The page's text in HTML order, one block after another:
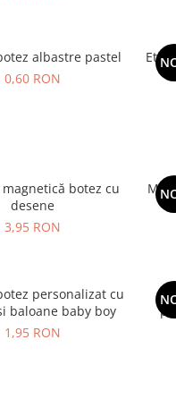
albastre pastel
0,60 RON
botez cu
desene
3,95 RON
personalizat cu
baloane baby boy
1,95 RON